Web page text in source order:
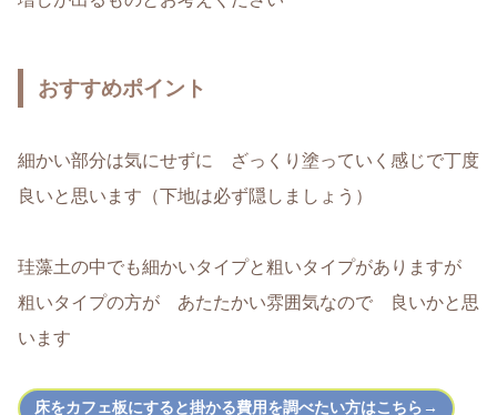
おすすめポイント
細かい部分は気にせずに ざっくり塗っていく感じで丁度
良いと思います（下地は必ず隠しましょう）
珪藻土の中でも細かいタイプと粗いタイプがありますが
粗いタイプの方が あたたかい雰囲気なので 良いかと思
います
床をカフェ板にすると掛かる費用を調べたい方はこちら→